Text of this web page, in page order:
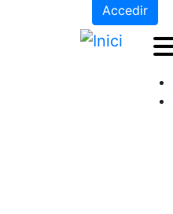
Accedir